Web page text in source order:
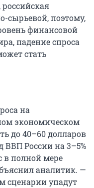
сырьевой, поэтому,
финансовой
падение спроса
стать
на
экономическом
до 40–60 долларов
ВВП России на 3–5%
в полной мере
аналитик. —
сценарии упадут